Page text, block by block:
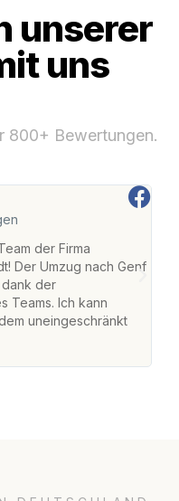
unserer
uns
800+ Bewertungen.
der Firma
Der Umzug nach Genf
der
Teams. Ich kann
uneingeschränkt